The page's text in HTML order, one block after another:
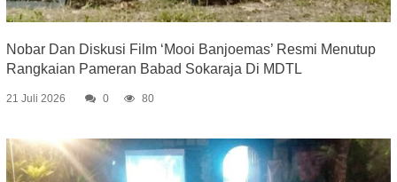
Nobar Dan Diskusi Film ‘Mooi Banjoemas’ Resmi Menutup
Rangkaian Pameran Babad Sokaraja Di MDTL
21 Juli 2026 0 80